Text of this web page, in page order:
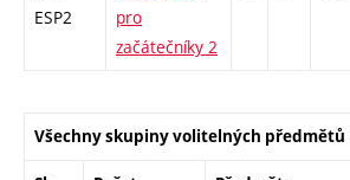
ESP2
pro
začátečníky 2
Všechny skupiny volitelných předmětů